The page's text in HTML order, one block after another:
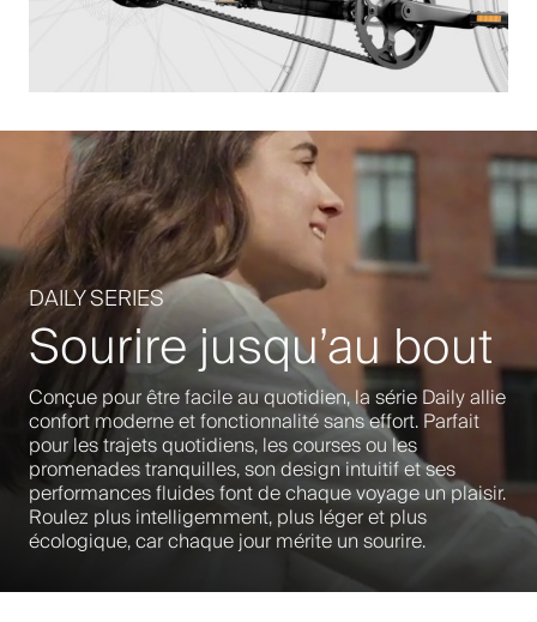
DAILY SERIES
Sourire jusqu’au bout
Conçue pour être facile au quotidien, la série Daily allie
confort moderne et fonctionnalité sans effort. Parfait
pour les trajets quotidiens, les courses ou les
promenades tranquilles, son design intuitif et ses
performances fluides font de chaque voyage un plaisir.
Roulez plus intelligemment, plus léger et plus
écologique, car chaque jour mérite un sourire.